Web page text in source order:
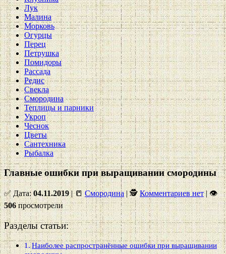
Лук
Малина
Морковь
Огурцы
Перец
Петрушка
Помидоры
Рассада
Редис
Свекла
Смородина
Теплицы и парники
Укроп
Чеснок
Цветы
Сантехника
Рыбалка
Главные ошибки при выращивании смородины
✅ Дата:04.11.2019| 📒Смородина| 🕵Комментариев нет|👁
506просмотрели
Разделы статьи:
Наиболее распространённые ошибки при выращивании